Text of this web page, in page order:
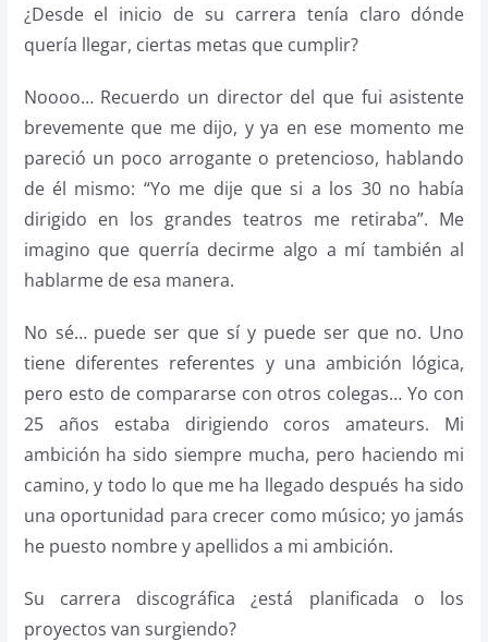
¿Desde el inicio de su carrera tenía claro dónde
quería llegar, ciertas metas que cumplir?
Noooo… Recuerdo un director del que fui asistente
brevemente que me dijo, y ya en ese momento me
pareció un poco arrogante o pretencioso, hablando
de él mismo: “Yo me dije que si a los 30 no había
dirigido en los grandes teatros me retiraba”. Me
imagino que querría decirme algo a mí también al
hablarme de esa manera.
No sé… puede ser que sí y puede ser que no. Uno
tiene diferentes referentes y una ambición lógica,
pero esto de compararse con otros colegas… Yo con
25 años estaba dirigiendo coros amateurs. Mi
ambición ha sido siempre mucha, pero haciendo mi
camino, y todo lo que me ha llegado después ha sido
una oportunidad para crecer como músico; yo jamás
he puesto nombre y apellidos a mi ambición.
Su carrera discográfica ¿está planificada o los
proyectos van surgiendo?